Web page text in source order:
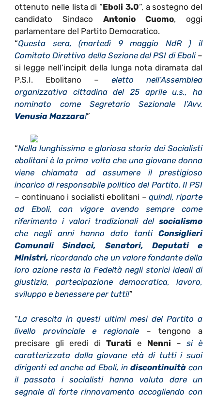
ottenuto nelle lista di “Eboli 3.0”, a sostegno del
candidato Sindaco Antonio Cuomo, oggi
parlamentare del Partito Democratico.
“Questa sera, (martedì 9 maggio NdR ) il
Comitato Direttivo della Sezione del PSI di Eboli–
si legge nell’incipit della lunga nota diramata dal
P.S.I. Ebolitano – eletto nell’Assemblea
organizzativa cittadina del 25 aprile u.s., ha
nominato come Segretario Sezionale l’Avv.
Venusia Mazzara!”
“Nella lunghissima e gloriosa storia dei Socialisti
ebolitani è la prima volta che una giovane donna
viene chiamata ad assumere il prestigioso
incarico di responsabile politico del Partito. Il PSI
– continuano i socialisti ebolitani –quindi, riparte
ad Eboli, con vigore avendo sempre come
riferimento i valori tradizionali del socialismo
che negli anni hanno dato tanti Consiglieri
Comunali Sindaci, Senatori, Deputati e
Ministri, ricordando che un valore fondante della
loro azione resta la Fedeltà negli storici ideali di
giustizia, partecipazione democratica, lavoro,
sviluppo e benessere per tutti!”
“La crescita in questi ultimi mesi del Partito a
livello provinciale e regionale – tengono a
precisare gli eredi diTurati e Nenni – si è
caratterizzata dalla giovane età di tutti i suoi
dirigenti ed anche ad Eboli, in discontinuitàcon
il passato i socialisti hanno voluto dare un
segnale di forte rinnovamento accogliendo con